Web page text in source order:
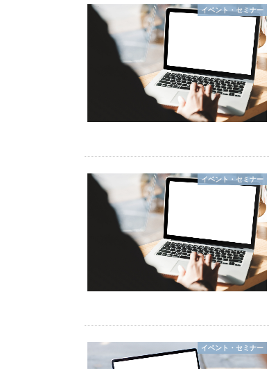
イベント・セミナー
イベント・セミナー
イベント・セミナー